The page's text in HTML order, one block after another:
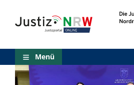
Inhalt
(Sprungmarken)
Menü
Zur
Suche
Menü